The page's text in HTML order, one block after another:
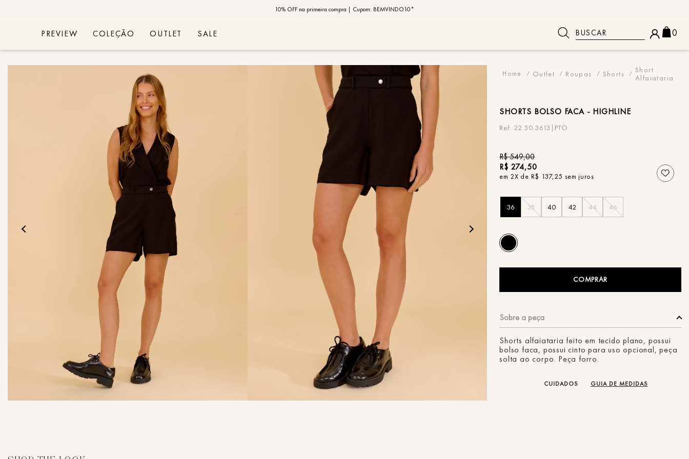
PIX MOB | 5%OFF - Seu look merece!
10% OFF na primeira compra | Cupom: BEMVINDO10*
MOB | Preview Índia
PREVIEW COLEÇÃO OUTLET SALE Buscar 0
Outlet Roupas Shorts
Short
Alfaiataria
SHORTS BOLSO FACA - HIGHLINE
22.50.3613|PTO
R$549,00
R$ 274,50
em 2X de R$ 137,25 sem juros
36 38 40 42 44 46
COMPRAR
Shorts alfaiataria feito em tecido plano, possui
bolso faca, possui cinto para uso opcional, peça
solta ao corpo. Peça forro.
CUIDADOS GUIA DE MEDIDAS
TERMOS MAIS BUSCADOS
1 vestido
2 saia
3 calça
4 blusa
6º